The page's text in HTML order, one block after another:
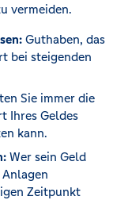
vermeiden.
Guthaben, das
bei steigenden
Sie immer die
Ihres Geldes
kann.
Wer sein Geld
Zeitpunkt